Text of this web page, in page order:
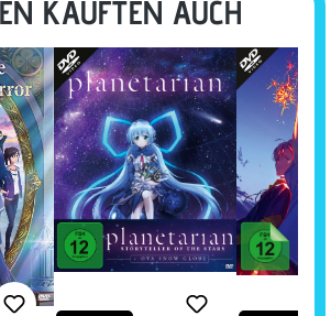
KAUFTEN AUCH